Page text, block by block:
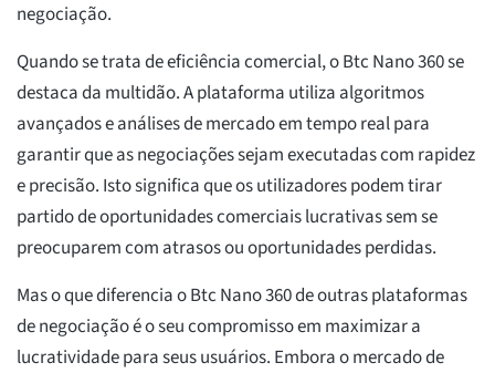
negociação.
Quando se trata de eficiência comercial, o Btc Nano 360 se
destaca da multidão. A plataforma utiliza algoritmos
avançados e análises de mercado em tempo real para
garantir que as negociações sejam executadas com rapidez
e precisão. Isto significa que os utilizadores podem tirar
partido de oportunidades comerciais lucrativas sem se
preocuparem com atrasos ou oportunidades perdidas.
Mas o que diferencia o Btc Nano 360 de outras plataformas
de negociação é o seu compromisso em maximizar a
lucratividade para seus usuários. Embora o mercado de